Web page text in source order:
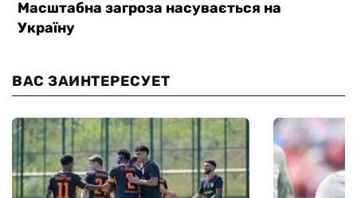
ВАС ЗАИНТЕРЕСУЕТ